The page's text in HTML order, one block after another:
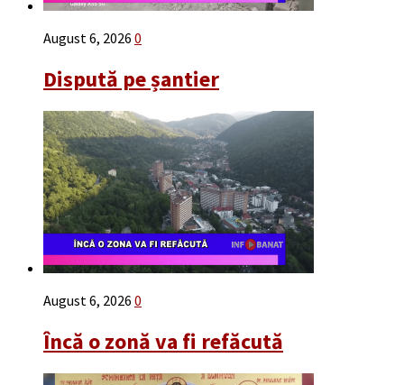
August 6, 2026 0
Dispută pe șantier
August 6, 2026 0
Încă o zonă va fi refăcută